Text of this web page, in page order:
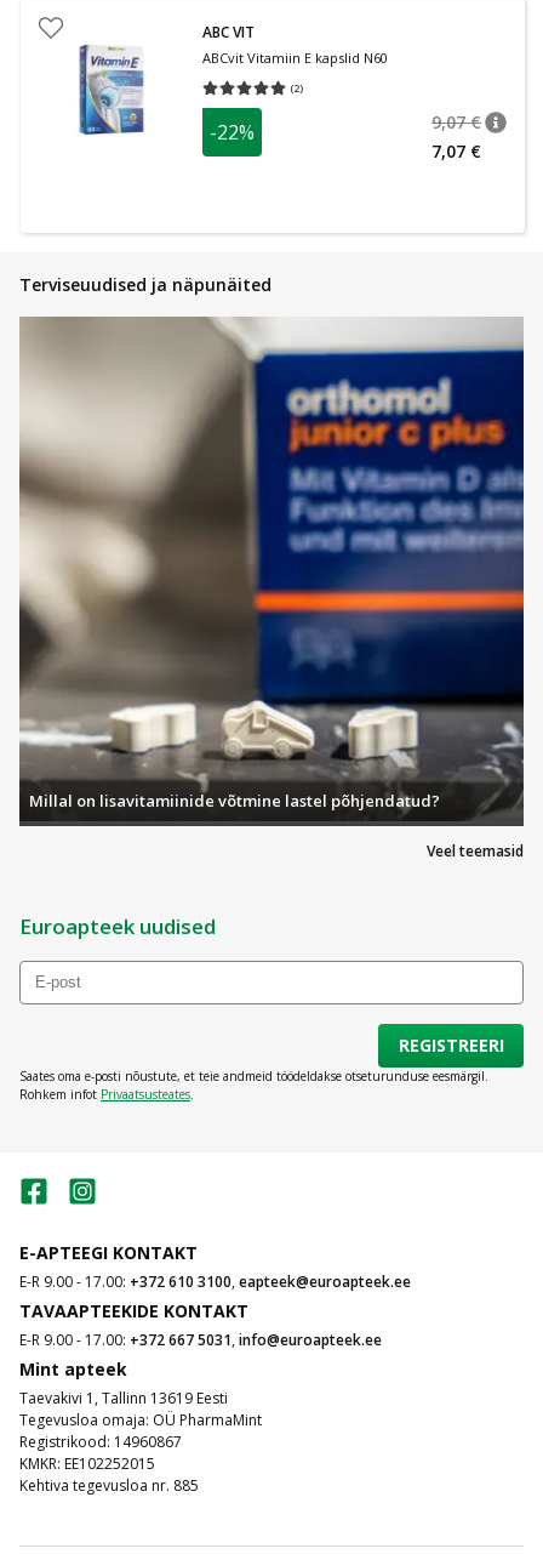
ABC VIT
ABCvit Vitamiin E kapslid N60
(2)
Keskmine hinnang 5.00
-22% 9,07 €
7,07 €
Terviseuudised ja näpunäited
Veel teemasid
Millal on lisavitamiinide võtmine lastel põhjendatud?
Euroapteek uudised
REGISTREERI
Saates oma e-posti nõustute, et teie andmeid töödeldakse otseturunduse eesmärgil.
Rohkem infot Privaatsusteates
E-APTEEGI KONTAKT
E-R 9.00 - 17.00: +372 610 3100,eapteek@euroapteek.ee
TAVAAPTEEKIDE KONTAKT
E-R 9.00 - 17.00: +372 667 5031,info@euroapteek.ee
Mint apteek
Taevakivi 1, Tallinn 13619 Eesti
Tegevusloa omaja: OÜ PharmaMint
Registrikood: 14960867
KMKR: EE102252015
Kehtiva tegevusloa nr. 885